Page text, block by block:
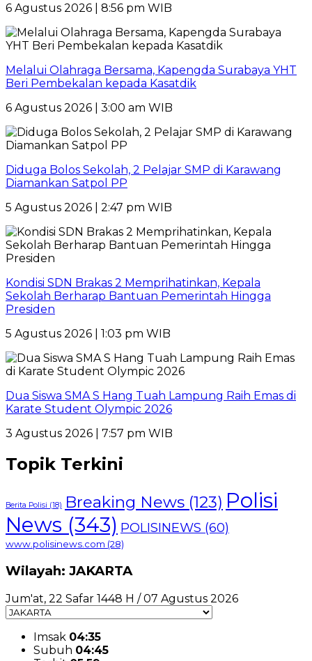
6 Agustus 2026 | 8:56 pm WIB
Melalui Olahraga Bersama, Kapengda Surabaya YHT
Beri Pembekalan kepada Kasatdik
6 Agustus 2026 | 3:00 am WIB
Diduga Bolos Sekolah, 2 Pelajar SMP di Karawang
Diamankan Satpol PP
5 Agustus 2026 | 2:47 pm WIB
Kondisi SDN Brakas 2 Memprihatinkan, Kepala
Sekolah Berharap Bantuan Pemerintah Hingga
Presiden
5 Agustus 2026 | 1:03 pm WIB
Dua Siswa SMA S Hang Tuah Lampung Raih Emas di
Karate Student Olympic 2026
3 Agustus 2026 | 7:57 pm WIB
Topik Terkini
Berita Polisi (18) Breaking News (123) Polisi
News (343) POLISINEWS (60)
www.polisinews.com (28)
Wilayah: JAKARTA
Jum'at, 22 Safar 1448 H / 07 Agustus 2026
Imsak 04:35
Subuh 04:45